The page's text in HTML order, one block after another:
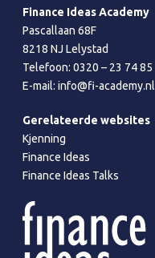
Finance Ideas Academy
Pascallaan 68F
8218 NJ Lelystad
Telefoon:0320 – 23 74 85
E-mail:info@fi-academy.nl
Gerelateerde websites
Kjenning
Finance Ideas
Finance Ideas Talks